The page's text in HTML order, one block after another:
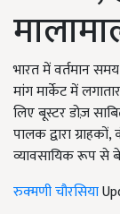
भारत में वर्तमान
मांग मार्केट में
लिए बूस्टर डोज़
पालक द्वारा
व्यावसायिक रूप से
रुक्मणी चौरसिया